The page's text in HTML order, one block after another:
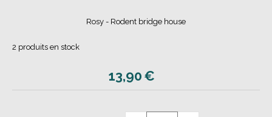
Rosy - Rodent bridge house
13,90€
2 produits en stock